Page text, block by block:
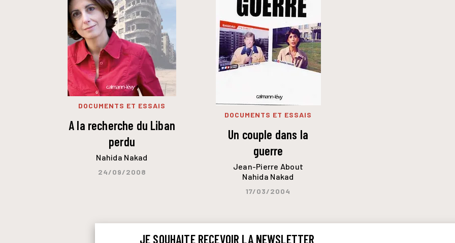
DOCUMENTS ET ESSAIS
A la recherche du Liban
perdu
Nahida Nakad
24/09/2008
DOCUMENTS ET ESSAIS
Un couple dans la
guerre
Jean-Pierre About
Nahida Nakad
17/03/2004
JE SOUHAITE RECEVOIR LA NEWSLETTER